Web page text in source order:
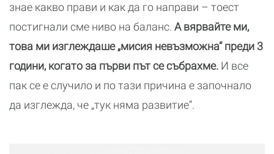
знае какво прави и как да го направи – тоест
постигнали сме ниво на баланс. А вярвайте ми,
това ми изглеждаше „мисия невъзможна” преди 3
години, когато за първи път се събрахме. И все
пак се е случило и по тази причина е започнало
да изглежда, че „тук няма развитие”.